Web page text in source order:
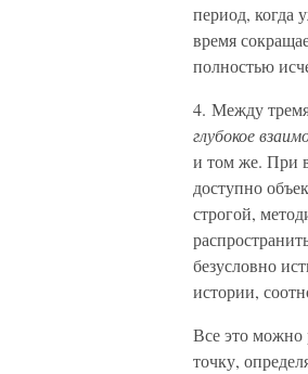
период, когда
время
полностью
4. Между
глубокое
и том же. При
доступно
строгой,
безусловно
истории,
Все это можно
точку,